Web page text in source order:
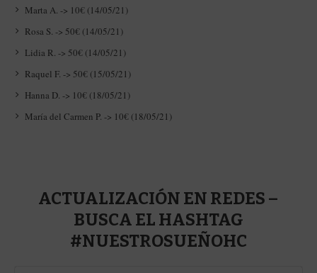
Marta A. -> 10€ (14/05/21)
Rosa S. -> 50€ (14/05/21)
Lidia R. -> 50€ (14/05/21)
Raquel F. -> 50€ (15/05/21)
Hanna D. -> 10€ (18/05/21)
María del Carmen P. -> 10€ (18/05/21)
ACTUALIZACIÓN EN REDES –
BUSCA EL HASHTAG
#NUESTROSUEÑOHC